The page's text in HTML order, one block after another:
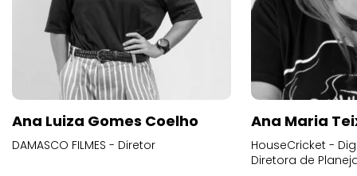
Ana Luiza Gomes Coelho
DAMASCO FILMES - Diretor
Ana Maria
HouseCricket -
Diretora de